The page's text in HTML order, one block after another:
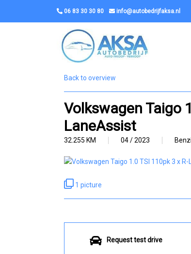
06 83 30 30 80 info@autobedrijfaksa.nl
Back to overview
Volkswagen Taigo
LaneAssist
32.255 KM 04 / 2023
1 picture
Request test drive